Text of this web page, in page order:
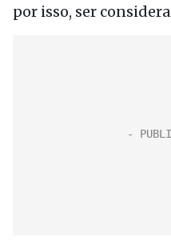
por isso, ser